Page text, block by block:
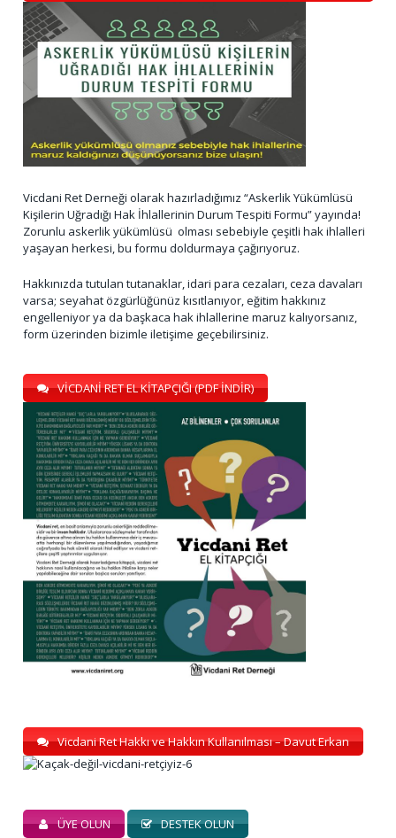
Vicdani Ret Derneği olarak hazırladığımız “Askerlik Yükümlüsü
Kişilerin Uğradığı Hak İhlallerinin Durum Tespiti Formu” yayında!
Zorunlu askerlik yükümlüsü olması sebebiyle çeşitli hak ihlalleri
yaşayan herkesi, bu formu doldurmaya çağırıyoruz.
Hakkınızda tutulan tutanaklar, idari para cezaları, ceza davaları
varsa; seyahat özgürlüğünüz kısıtlanıyor, eğitim hakkınız
engelleniyor ya da başkaca hak ihlallerine maruz kalıyorsanız,
form üzerinden bizimle iletişime geçebilirsiniz.
VİCDANİ RET EL KİTAPÇIĞI (PDF İNDİR)
Vicdani Ret Hakkı ve Hakkın Kullanılması – Davut Erkan
ÜYE OLUN DESTEK OLUN